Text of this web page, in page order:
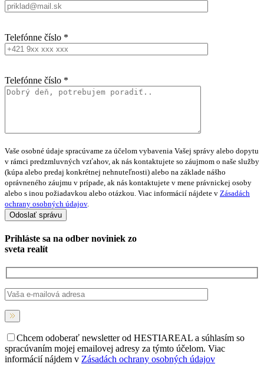
Telefónne číslo *
Telefónne číslo *
Vaše osobné údaje spracúvame za účelom vybavenia Vašej správy alebo dopytu
v rámci predzmluvných vzťahov, ak nás kontaktujete so záujmom o naše služby
(kúpa alebo predaj konkrétnej nehnuteľnosti) alebo na základe nášho
oprávneného záujmu v prípade, ak nás kontaktujete v mene právnickej osoby
alebo s inou požiadavkou alebo otázkou. Viac informácií nájdete v Zásadách
ochrany osobných údajov.
Prihláste sa na odber noviniek zo
sveta realít
Chcem odoberať newsletter od HESTIAREAL a súhlasím so
spracúvaním mojej emailovej adresy za týmto účelom. Viac
informácií nájdem v Zásadách ochrany osobných údajov